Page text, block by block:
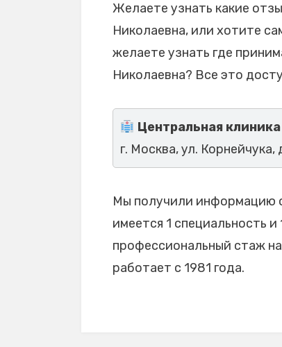
Желаете узнать какие
Николаевна, или хотите
желаете узнать где
Николаевна? Все это
Центральная
г. Москва, ул. Корнейчука,
Мы получили информацию
имеется 1 специальность
профессиональный стаж
работает с 1981 года.